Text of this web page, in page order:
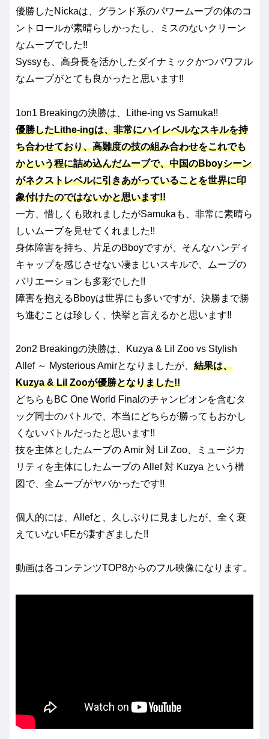
優勝したNickaは、グランド系のパワームーブの体のコ
ントロールが素晴らしかったし、ミスのないクリーン
なムーブでした!!
Syssyも、高身長を活かしたダイナミックかつパワフル
なムーブがとても良かったと思います!!
1on1 Breakingの決勝は、Lithe-ing vs Samuka!!
優勝したLithe-ingは、非常にハイレベルなスキルを持
ち合わせており、高難度の技の組み合わせをこれでも
かという程に詰め込んだムーブで、中国のBboyシーン
がネクストレベルに引きあがっていることを世界に印
象付けたのではないかと思います!!
一方、惜しくも敗れましたがSamukaも、非常に素晴ら
しいムーブを見せてくれました!!
身体障害を持ち、片足のBboyですが、そんなハンディ
キャップを感じさせない凄まじいスキルで、ムーブの
バリエーションも多彩でした!!
障害を抱えるBboyは世界にも多いですが、決勝まで勝
ち進むことは珍しく、快挙と言えるかと思います‼
2on2 Breakingの決勝は、Kuzya & Lil Zoo vs Stylish
Allef ～ Mysterious Amirとなりましたが、 結果は、
Kuzya & Lil Zooが優勝となりました!!
どちらもBC One World Finalのチャンピオンを含むタ
ッグ同士のバトルで、本当にどちらが勝ってもおかし
くないバトルだったと思います!!
技を主体としたムーブの Amir 対 Lil Zoo、ミュージカ
リティを主体にしたムーブの Allef 対 Kuzya という構
図で、全ムーブがヤバかったです!!
個人的には、Allefと、久しぶりに見ましたが、全く衰
えていないFEが凄すぎました!!
動画は各コンテンツTOP8からのフル映像になります。